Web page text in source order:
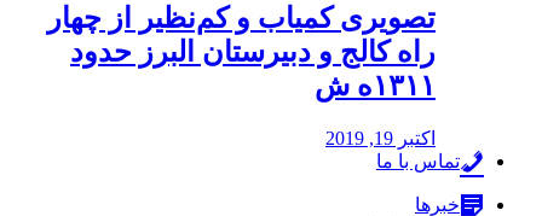
️تصویری کمیاب و کم‌نظیر از چهار
راه كالج و دبيرستان البرز حدود
۱۳۱۱ه ش
اکتبر 19, 2019
تماس با ما
خبرها